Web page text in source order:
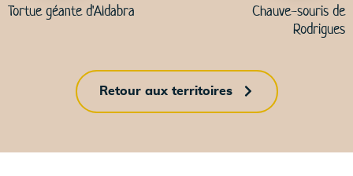
Tortue géante d'Aldabra
Chauve-souris de
Rodrigues
Retour aux territoires